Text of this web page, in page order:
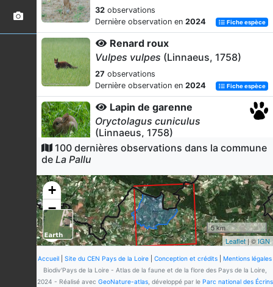
32 observations
Dernière observation en 2024 Fiche espèce
Renard roux
Vulpes vulpes (Linnaeus, 1758)
27 observations
Dernière observation en 2024 Fiche espèce
Lapin de garenne
Oryctolagus cuniculus
(Linnaeus, 1758)
25observations
Effraie des clochers
Tyto alba(Scopoli, 1769)
12observations
Dernière observation en2024 Fiche espèce
Chevreuil européen
Capreolus capreolus(Linnaeus,
1758)
100 dernières observations dans la commune
de La Pallu
+
−
5 km
Leaflet| ©IGN
Accueil Site du CEN Pays de la Loire Conception et crédits
Mentions légales
Biodiv'Pays de la Loire - Atlas de la faune et de la flore des Pays de la Loire,
2024 - Réalisé avec GeoNature-atlas, développé par le Parc national des Écrins